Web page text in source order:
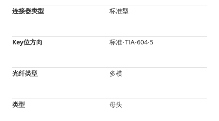
连接器类型 标准型
Key位方向 标准-TIA-604-5
光纤类型 多模
类型 母头